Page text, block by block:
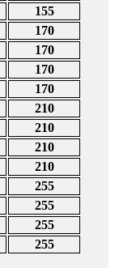
155
170
170
170
170
210
210
210
210
255
255
255
255